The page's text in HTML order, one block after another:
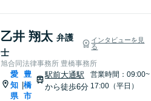
乙井 翔太 弁護
士
インタビューを見
る
旭合同法律事務所 豊橋事務所
愛
知
県
|
豊
橋
市
駅前大通駅
から徒歩6分
営業時間：09:00~
17:00（平日）